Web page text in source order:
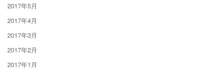
2017年5月
2017年4月
2017年3月
2017年2月
2017年1月